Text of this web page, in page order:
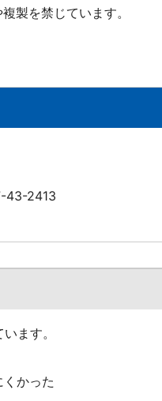
製を禁じています。
43-2413
ます。
かった